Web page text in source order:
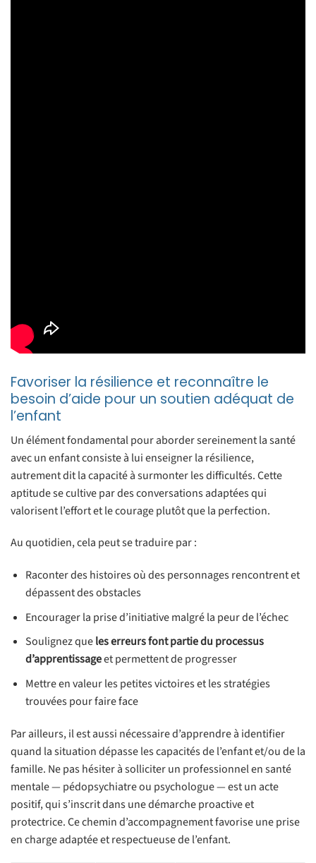
Favoriser la résilience et reconnaître le
besoin d’aide pour un soutien adéquat de
l’enfant
Un élément fondamental pour aborder sereinement la santé
avec un enfant consiste à lui enseigner la résilience,
autrement dit la capacité à surmonter les difficultés. Cette
aptitude se cultive par des conversations adaptées qui
valorisent l’effort et le courage plutôt que la perfection.
Au quotidien, cela peut se traduire par :
Raconter des histoires où des personnages rencontrent et
dépassent des obstacles
Encourager la prise d’initiative malgré la peur de l’échec
Soulignez queles erreurs font partie du processus
d’apprentissageet permettent de progresser
Mettre en valeur les petites victoires et les stratégies
trouvées pour faire face
Par ailleurs, il est aussi nécessaire d’apprendre à identifier
quand la situation dépasse les capacités de l’enfant et/ou de la
famille. Ne pas hésiter à solliciter un professionnel en santé
mentale — pédopsychiatre ou psychologue — est un acte
positif, qui s’inscrit dans une démarche proactive et
protectrice. Ce chemin d’accompagnement favorise une prise
en charge adaptée et respectueuse de l’enfant.